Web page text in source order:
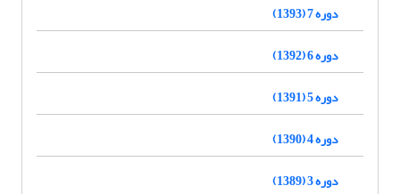
دوره 7 (1393)
دوره 6 (1392)
دوره 5 (1391)
دوره 4 (1390)
دوره 3 (1389)